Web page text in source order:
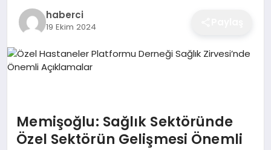
EKONOMI
SAĞLIK
SPOR
haberci
19 Ekim 2024
Memişoğlu: Sağlık Sektöründe
Özel Sektörün Gelişmesi Önemli